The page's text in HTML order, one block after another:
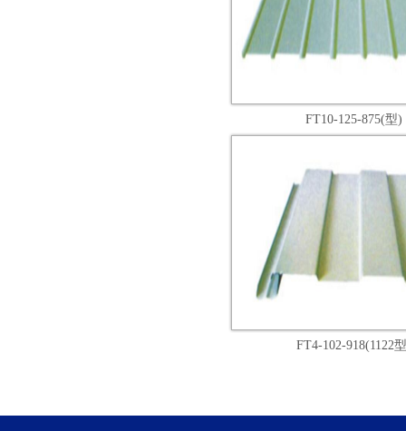
FT10-125-875(型)
FT4-102-918(1122